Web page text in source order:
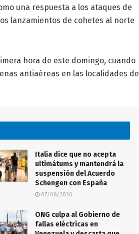
una respuesta a los ataques de
lanzamientos de cohetes al norte
hora de este domingo, cuando
antiaéreas en las localidades de
Italia dice que no acepta
ultimátums y mantendrá la
suspensión del Acuerdo
Schengen con España
07/08/2026
ONG culpa al Gobierno de
fallas eléctricas en